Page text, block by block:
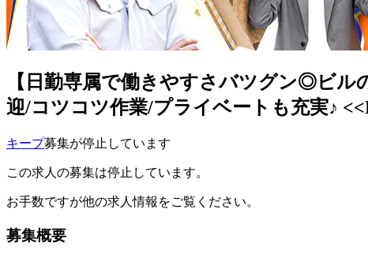
【日勤専属で働きやすさバツグン◎ビル
迎/コツコツ作業/プライベートも充実♪
キープ募集が停止しています
この求人の募集は停止しています。
お手数ですが他の求人情報をご覧ください。
募集概要